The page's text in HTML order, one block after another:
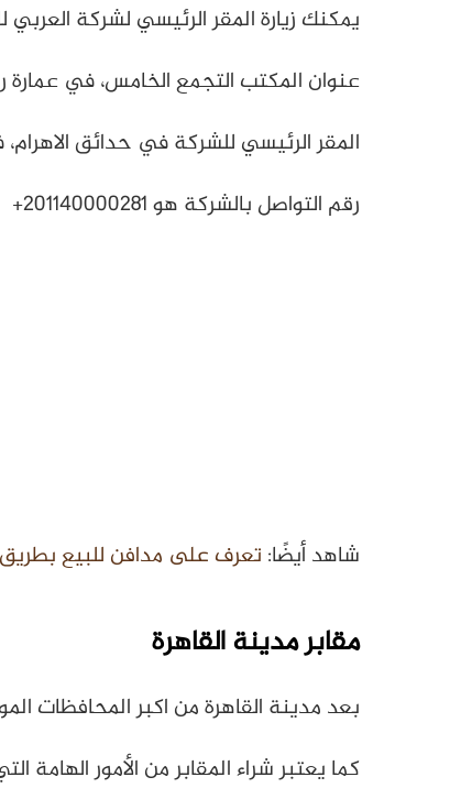
يمكنك زيارة المقر الرئيسي لشركة العربي
عنوان المكتب التجمع الخامس، في عمارة رقم 207 مدخل( أ) تقع امام بنزينة التعاون عند
المقر الرئيسي للشركة في حدائق الاهرام،
رقم التواصل بالشركة هو 201140000281+
شاهد أيضًا: تعرف على مدافن للبيع
مقابر مدينة القاهرة
بعد مدينة القاهرة من اكبر المحافظات
كما يعتبر شراء المقابر من الأمور